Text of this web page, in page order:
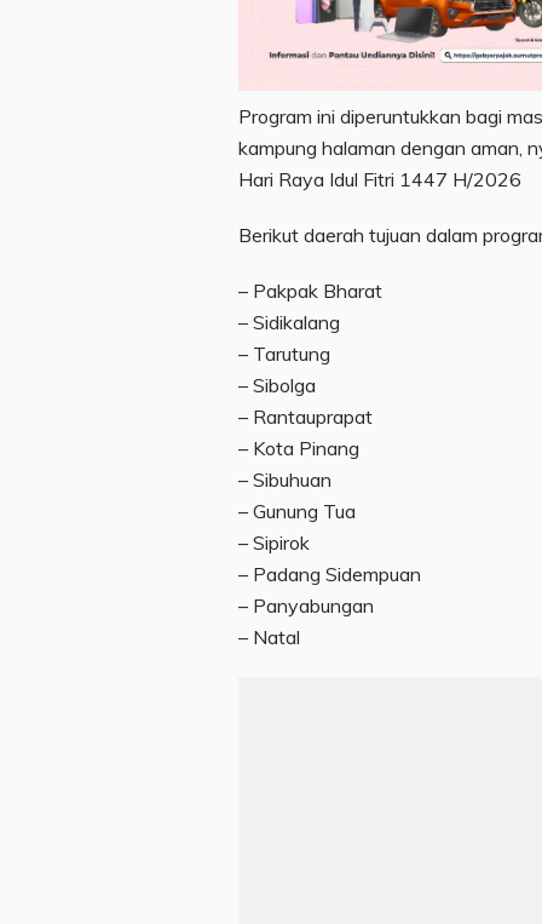
Program ini diperuntukkan bagi
kampung halaman dengan aman,
Hari Raya Idul Fitri 1447 H/2026
Berikut daerah tujuan dalam
– Pakpak Bharat
– Sidikalang
– Tarutung
– Sibolga
– Rantauprapat
– Kota Pinang
– Sibuhuan
– Gunung Tua
– Sipirok
– Padang Sidempuan
– Panyabungan
– Natal